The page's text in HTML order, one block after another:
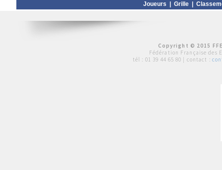
Joueurs Grille
Copyright © 2015
Fédération Française des
tél : 01 39 44 65 80 | contact :